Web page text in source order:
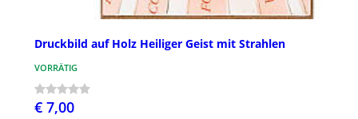
Druckbild auf Holz Heiliger Geist mit Strahlen
VORRÄTIG
€ 7,00